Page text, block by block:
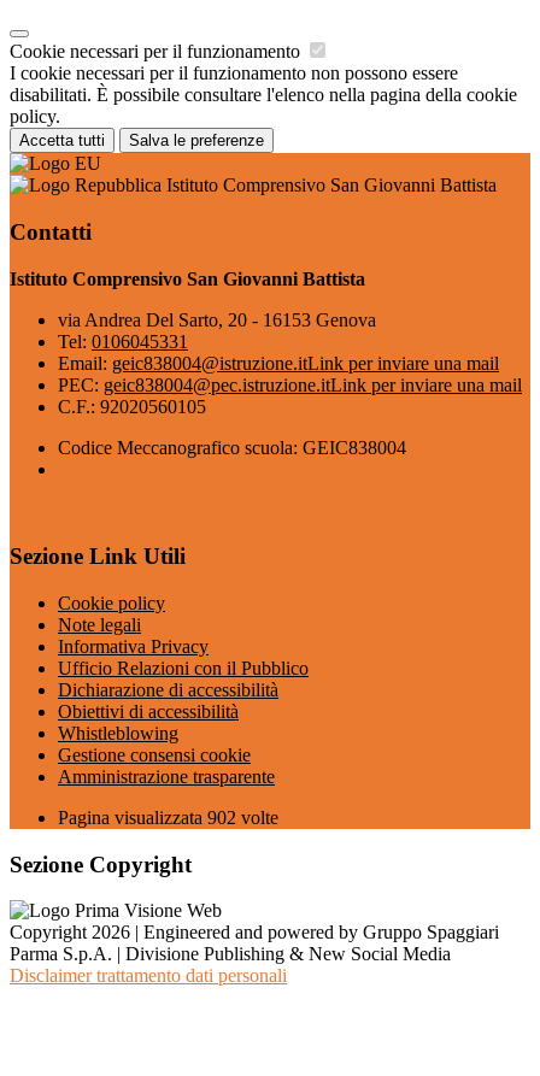
Cookie necessari per il funzionamento
I cookie necessari per il funzionamento non possono essere
disabilitati. È possibile consultare l'elenco nella pagina della cookie
policy.
Accetta tutti Salva le preferenze
Istituto Comprensivo San Giovanni Battista
Contatti
Istituto Comprensivo San Giovanni Battista
via Andrea Del Sarto, 20 - 16153 Genova
Tel: 0106045331
Email: geic838004@istruzione.itLink per inviare una mail
PEC: geic838004@pec.istruzione.itLink per inviare una mail
C.F.: 92020560105
Codice Meccanografico scuola: GEIC838004
Sezione Link Utili
Cookie policy
Note legali
Informativa Privacy
Ufficio Relazioni con il Pubblico
Dichiarazione di accessibilità
Obiettivi di accessibilità
Whistleblowing
Gestione consensi cookie
Amministrazione trasparente
Pagina visualizzata 902 volte
Sezione Copyright
Copyright 2026 | Engineered and powered by Gruppo Spaggiari
Parma S.p.A. | Divisione Publishing & New Social Media
Disclaimer trattamento dati personali